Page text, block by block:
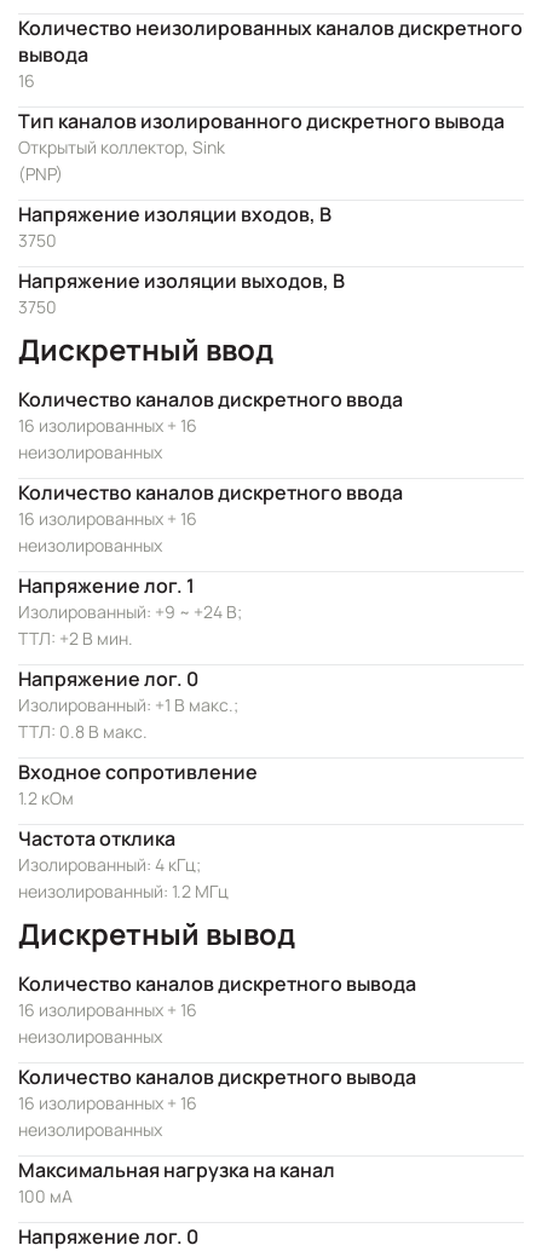
Количество неизолированных каналов дискретного
вывода
16
Тип каналов изолированного дискретного вывода
Открытый коллектор, Sink
(PNP)
Напряжение изоляции входов, В
3750
Напряжение изоляции выходов, В
3750
Дискретный ввод
Количество каналов дискретного ввода
16 изолированных + 16
неизолированных
Количество каналов дискретного ввода
16 изолированных + 16
неизолированных
Напряжение лог. 1
Изолированный: +9 ~ +24 В;
ТТЛ: +2 В мин.
Напряжение лог. 0
Изолированный: +1 В макс.;
ТТЛ: 0.8 В макс.
Входное сопротивление
1.2 кОм
Частота отклика
Изолированный: 4 кГц;
неизолированный: 1.2 МГц
Дискретный вывод
Количество каналов дискретного вывода
16 изолированных + 16
неизолированных
Количество каналов дискретного вывода
16 изолированных + 16
неизолированных
Максимальная нагрузка на канал
100 мА
Напряжение лог. 0